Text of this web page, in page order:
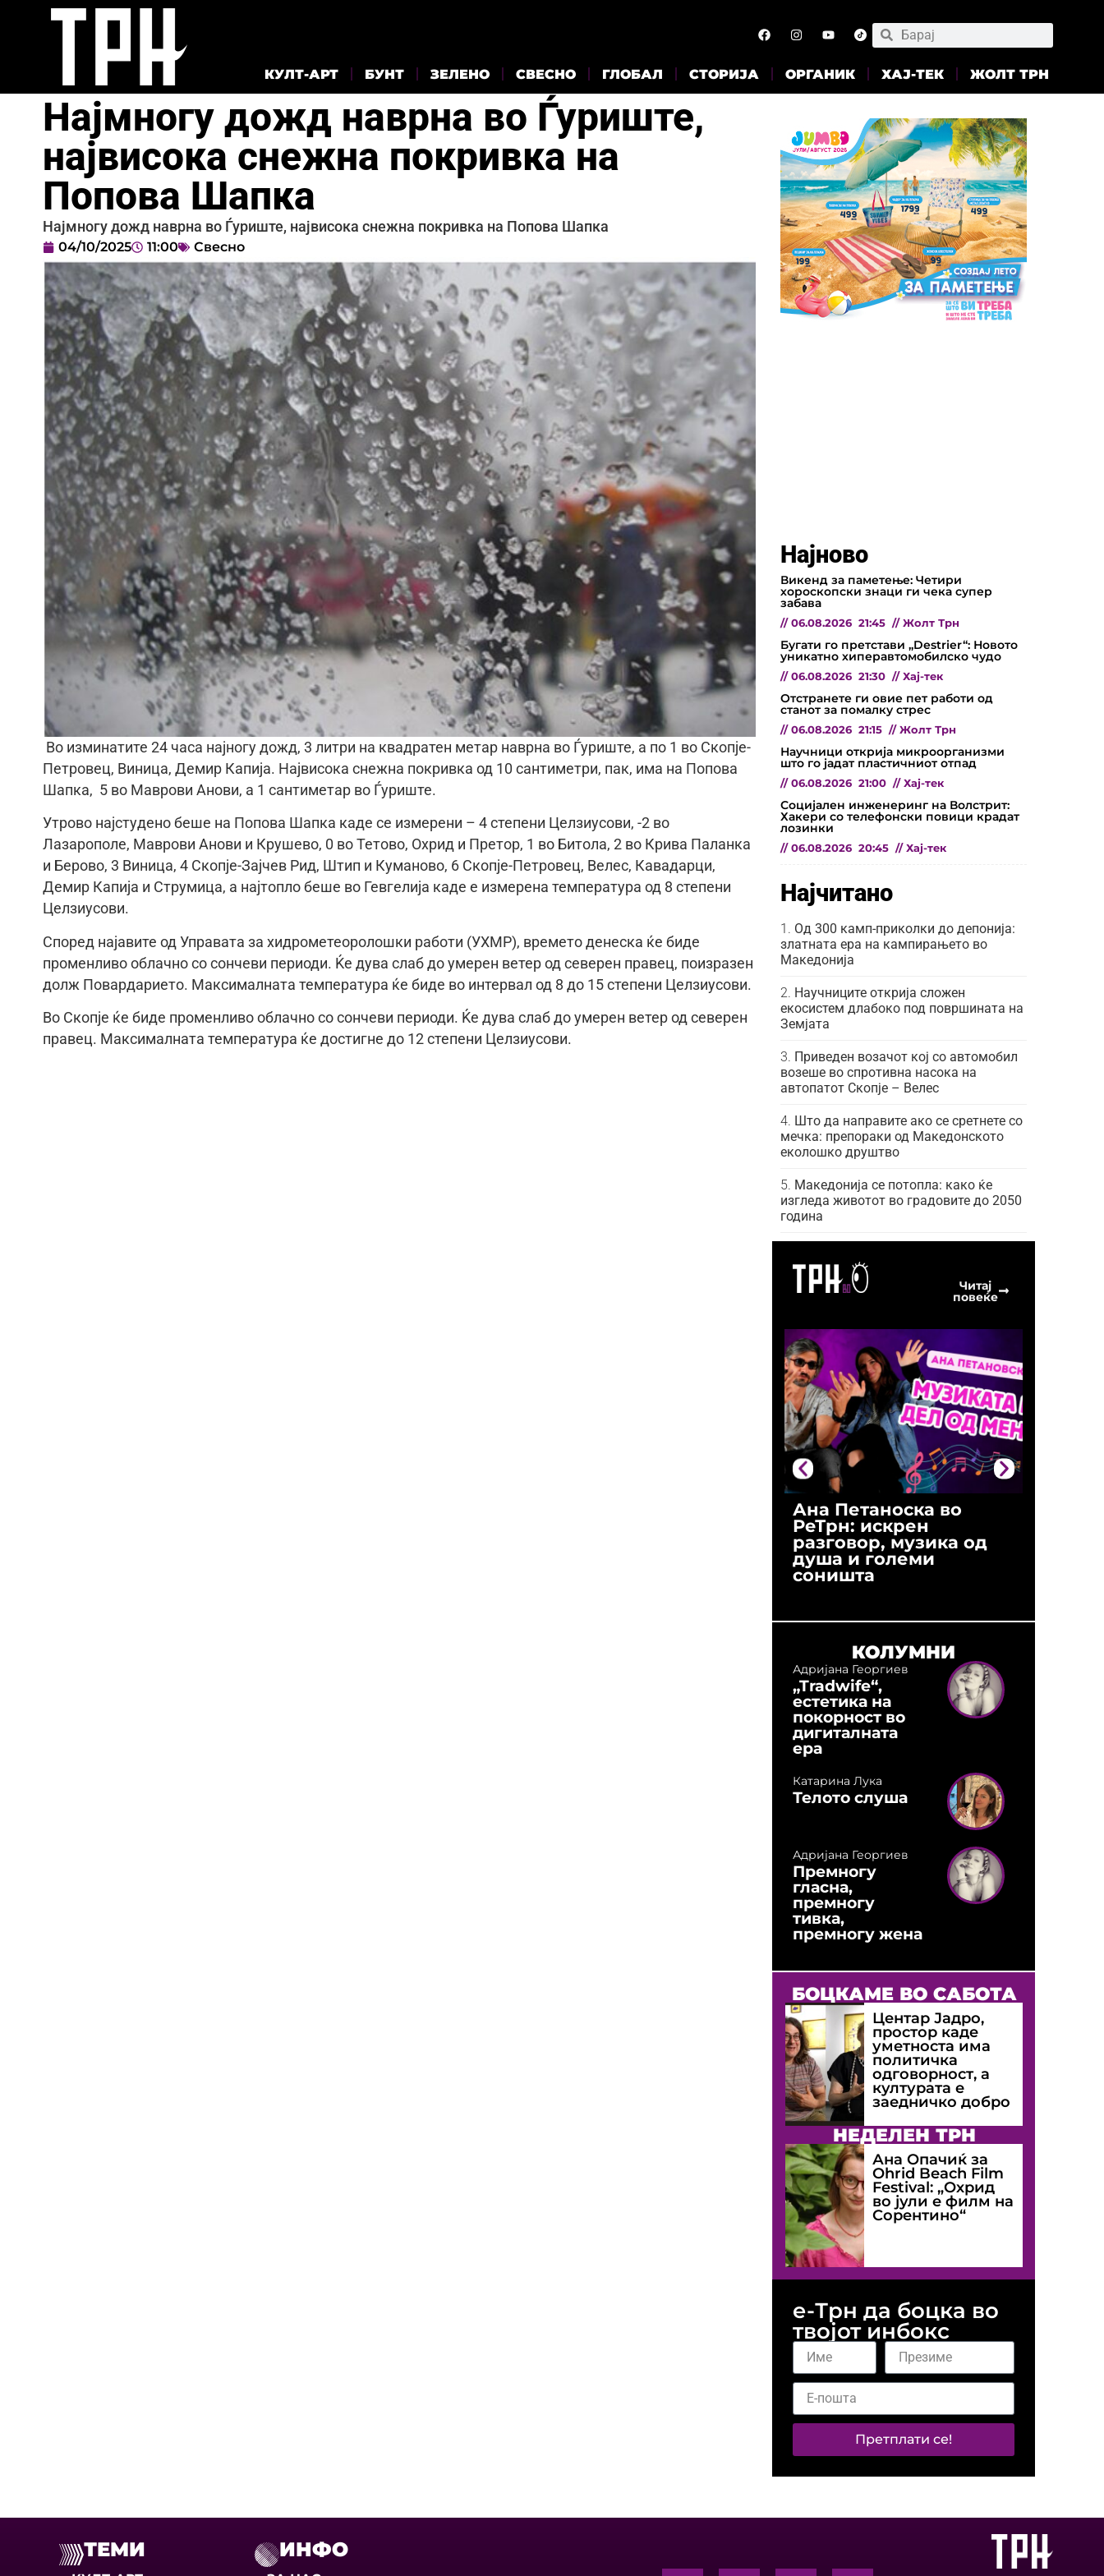
КУЛТ-АРТ БУНТ ЗЕЛЕНО СВЕСНО ГЛОБАЛ СТОРИЈА ОРГАНИК ХАЈ-ТЕК ЖОЛТ ТРН
Најмногу дожд наврна во Ѓуриште,
највисока снежна покривка на
Попова Шапка
Најмногу дожд наврна во Ѓуриште, највисока снежна покривка на Попова Шапка
04/10/2025 11:00 Свесно
Во изминатите 24 часа најногу дожд, 3 литри на квадратен метар наврна во Ѓуриште, а по 1 во Скопје-
Петровец, Виница, Демир Капија. Највисока снежна покривка од 10 сантиметри, пак, има на Попова
Шапка, 5 во Маврови Анови, а 1 сантиметар во Ѓуриште.
Утрово најстудено беше на Попова Шапка каде се измерени – 4 степени Целзиусови, -2 во
Лазарополе, Маврови Анови и Крушево, 0 во Тетово, Охрид и Претор, 1 во Битола, 2 во Крива Паланка
и Берово, 3 Виница, 4 Скопје-Зајчев Рид, Штип и Куманово, 6 Скопје-Петровец, Велес, Кавадарци,
Демир Капија и Струмица, а најтопло беше во Гевгелија каде е измерена температура од 8 степени
Целзиусови.
Според најавите од Управата за хидрометеоролошки работи (УХМР), времето денеска ќе биде
променливо облачно со сончеви периоди. Ќе дува слаб до умерен ветер од северен правец, поизразен
долж Повардарието. Максималната температура ќе биде во интервал од 8 до 15 степени Целзиусови.
Во Скопје ќе биде променливо облачно со сончеви периоди. Ќе дува слаб до умерен ветер од северен
правец. Максималната температура ќе достигне до 12 степени Целзиусови.
Најново
Викенд за паметење: Четири
хороскопски знаци ги чека супер
забава
// 06.08.2026 21:45 // Жолт Трн
Бугати го претстави „Destrier“: Новото
уникатно хиперавтомобилско чудо
// 06.08.2026 21:30 // Хај-тек
Отстранете ги овие пет работи од
станот за помалку стрес
// 06.08.2026 21:15 // Жолт Трн
Научници открија микроорганизми
што го јадат пластичниот отпад
// 06.08.2026 21:00 // Хај-тек
Социјален инженеринг на Волстрит:
Хакери со телефонски повици крадат
лозинки
// 06.08.2026 20:45 // Хај-тек
Најчитано
Од 300 камп-приколки до депонија:
златната ера на кампирањето во
Македонија
Научниците открија сложен
екосистем длабоко под површината на
Земјата
Приведен возачот кој со автомобил
возеше во спротивна насока на
автопатот Скопје – Велес
Што да направите ако се сретнете со
мечка: препораки од Македонското
еколошко друштво
Македонија се потопла: како ќе
изгледа животот во градовите до 2050
година
Читај
повеќе
Ана Петаноска во
РеТрн: искрен
разговор, музика од
душа и големи
соништа
КОЛУМНИ
Адријана Георгиев
„Tradwife“,
естетика на
покорност во
дигиталната
ера
Катарина Лука
Телото слуша
Адријана Георгиев
Премногу
гласна,
премногу
тивка,
премногу жена
БОЦКАМЕ ВО САБОТА
Центар Јадро,
простор каде
уметноста има
политичка
одговорност, а
културата е
заедничко добро
НЕДЕЛЕН ТРН
Ана Опачиќ за
Оhrid Beach Film
Festival: „Охрид
во јули е филм на
Сорентино“
е-Трн да боцка во
твојот инбокс
Претплати се!
ТЕМИ ИНФО